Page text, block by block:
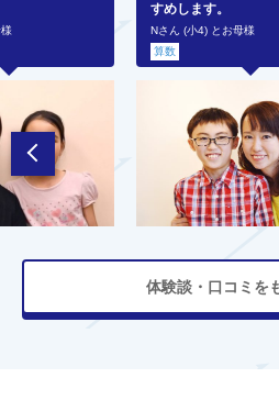
すめします。
Nさん (小4) とお母様
算数
体験談・口コミを